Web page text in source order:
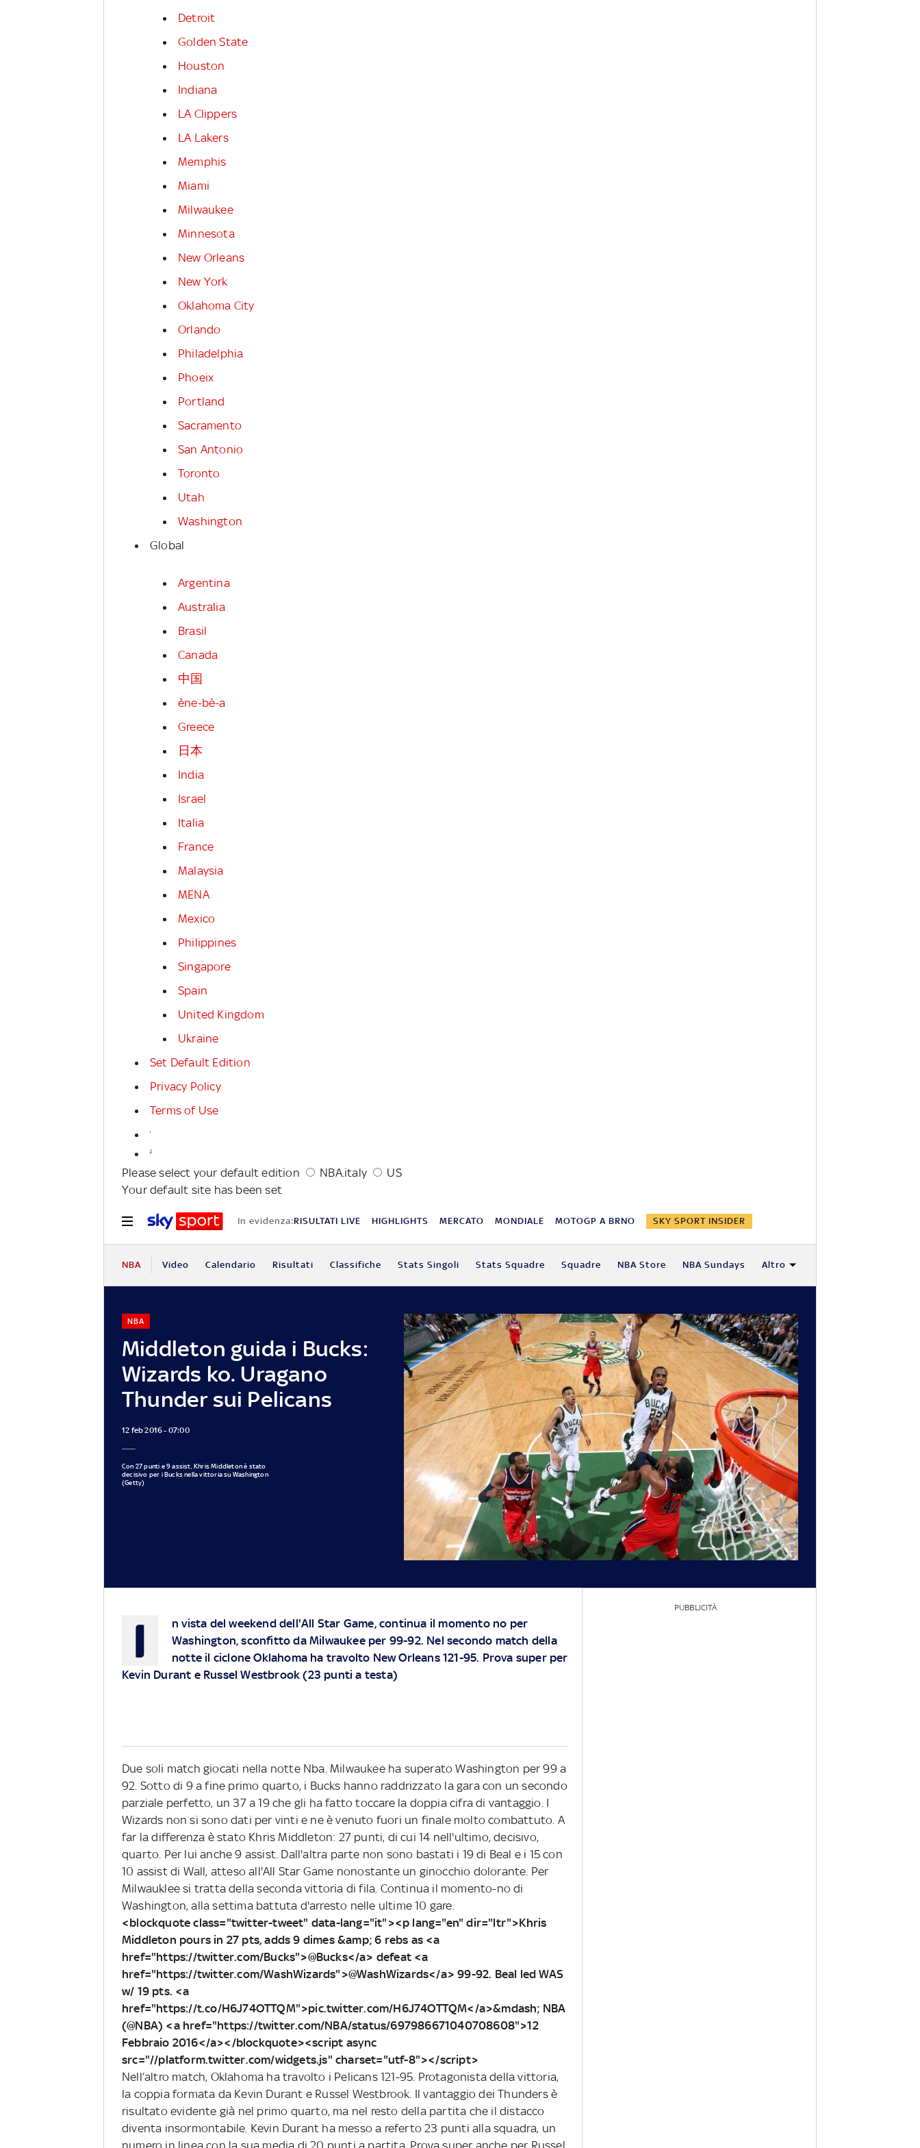
Detroit
Golden State
Houston
Indiana
LA Clippers
LA Lakers
Memphis
Miami
Milwaukee
Minnesota
New Orleans
New York
Oklahoma City
Orlando
Philadelphia
Phoeix
Portland
Sacramento
San Antonio
Toronto
Utah
Washington
Global
Argentina
Australia
Brasil
Canada
中国
ène-bè-a
Greece
日本
India
Israel
Italia
France
Malaysia
MENA
Mexico
Philippines
Singapore
Spain
United Kingdom
Ukraine
Set Default Edition
Privacy Policy
Terms of Use
Please select your default edition NBA.italy
US
Your default site has been set
In evidenza:RISULTATI LIVE HIGHLIGHTS MERCATO MONDIALE MOTOGP A BRNO SKY SPORT INSIDER
NBA Video Calendario Risultati Classifiche Stats Singoli Stats Squadre Squadre NBA Store NBA Sundays Altro
Middleton guida i Bucks:
Wizards ko. Uragano
Thunder sui Pelicans
NBA
12 feb 2016 - 07:00
Con 27 punti e 9 assist, Khris Middleton è stato
decisivo per i Bucks nella vittoria su Washington
(Getty)
I
n vista del weekend dell'All Star Game, continua il momento no per
Washington, sconfitto da Milwaukee per 99-92. Nel secondo match della
notte il ciclone Oklahoma ha travolto New Orleans 121-95. Prova super per
Kevin Durant e Russel Westbrook (23 punti a testa)
Due soli match giocati nella notte Nba. Milwaukee ha superato Washington per 99 a
92. Sotto di 9 a fine primo quarto, i Bucks hanno raddrizzato la gara con un secondo
parziale perfetto, un 37 a 19 che gli ha fatto toccare la doppia cifra di vantaggio. I
Wizards non si sono dati per vinti e ne è venuto fuori un finale molto combattuto. A
far la differenza è stato Khris Middleton: 27 punti, di cui 14 nell'ultimo, decisivo,
quarto. Per lui anche 9 assist. Dall'altra parte non sono bastati i 19 di Beal e i 15 con
10 assist di Wall, atteso all'All Star Game nonostante un ginocchio dolorante. Per
Milwauklee si tratta della seconda vittoria di fila. Continua il momento-no di
Washington, alla settima battuta d'arresto nelle ultime 10 gare.
<blockquote class="twitter-tweet" data-lang="it"><p lang="en" dir="ltr">Khris
Middleton pours in 27 pts, adds 9 dimes &amp; 6 rebs as <a
href="https://twitter.com/Bucks">@Bucks</a> defeat <a
href="https://twitter.com/WashWizards">@WashWizards</a> 99-92. Beal led WAS
w/ 19 pts. <a
href="https://t.co/H6J74OTTQM">pic.twitter.com/H6J74OTTQM</a>&mdash; NBA
(@NBA) <a href="https://twitter.com/NBA/status/697986671040708608">12
Febbraio 2016</a></blockquote><script async
src="//platform.twitter.com/widgets.js" charset="utf-8"></script>
Nell’altro match, Oklahoma ha travolto i Pelicans 121-95. Protagonista della vittoria,
la coppia formata da Kevin Durant e Russel Westbrook. Il vantaggio dei Thunders è
risultato evidente già nel primo quarto, ma nel resto della partita che il distacco
diventa insormontabile. Kevin Durant ha messo a referto 23 punti alla squadra, un
numero in linea con la sua media di 20 punti a partita. Prova super anche per Russel
PUBBLICITÀ